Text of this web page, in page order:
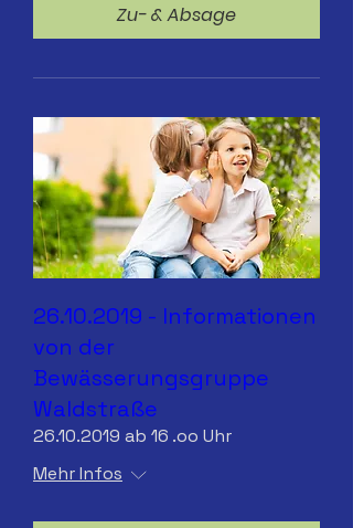
Zu- & Absage
26.10.2019 - Informationen
von der
Bewässerungsgruppe
Waldstraße
26.10.2019 ab 16 .oo Uhr
Mehr Infos